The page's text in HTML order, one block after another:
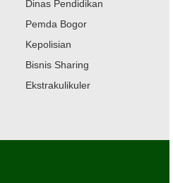
Dinas Pendidikan
Pemda Bogor
Kepolisian
Bisnis Sharing
Ekstrakulikuler